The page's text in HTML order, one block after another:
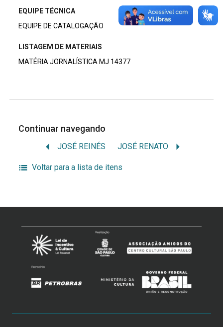
EQUIPE TÉCNICA
EQUIPE DE CATALOGAÇÃO
LISTAGEM DE MATERIAIS
MATÉRIA JORNALÍSTICA MJ 14377
Continuar navegando
JOSÉ REINÉS JOSÉ RENATO
Voltar para a lista de itens